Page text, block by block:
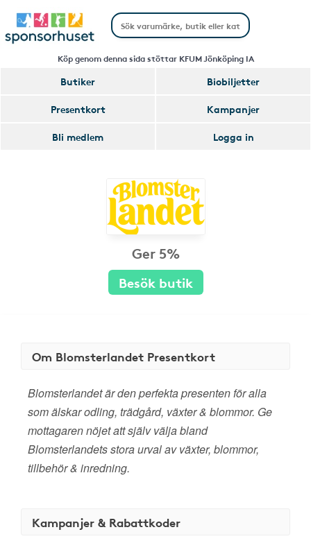
Köp genom denna sida stöttar KFUM Jönköping IA
Butiker
Biobiljetter
Presentkort
Kampanjer
Bli medlem
Logga in
Ger 5%
Besök butik
Om Blomsterlandet Presentkort
Blomsterlandet är den perfekta presenten för alla
som älskar odling, trädgård, växter & blommor. Ge
mottagaren nöjet att själv välja bland
Blomsterlandets stora urval av växter, blommor,
tillbehör & inredning.
Kampanjer & Rabattkoder